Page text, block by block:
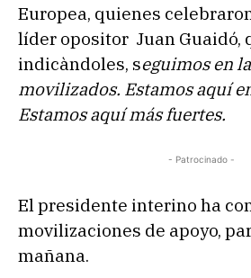
Europea, quienes
líder opositor Juan Guaidó,
indicàndoles, seguimos en
movilizados. Estamos aquí
Estamos aquí más fuertes.
- Patrocinado -
El presidente interino ha
movilizaciones de apoyo,
mañana.